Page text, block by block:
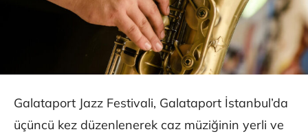
Galataport Jazz Festivali, Galataport İstanbul’da
üçüncü kez düzenlenerek caz müziğinin yerli ve